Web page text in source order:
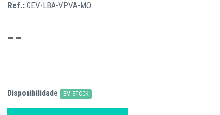
Ref.: CEV-LBA-VPVA-MO
--
Disponibilidade EM STOCK